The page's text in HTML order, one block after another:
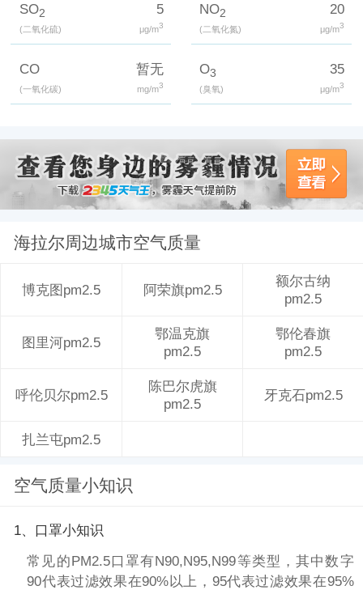
SO2
(二氧化硫)
5
μg/m3
NO2
(二氧化氮)
20
μg/m3
CO
(一氧化碳)
暂无
mg/m3
O3
(臭氧)
35
μg/m3
海拉尔周边城市空气质量
博克图pm2.5 阿荣旗pm2.5
额尔古纳
pm2.5
图里河pm2.5
鄂温克旗
pm2.5
鄂伦春旗
pm2.5
呼伦贝尔pm2.5
陈巴尔虎旗
pm2.5
牙克石pm2.5
扎兰屯pm2.5
空气质量小知识
1、口罩小知识
常见的PM2.5口罩有N90,N95,N99等类型，其中数字
90代表过滤效果在90%以上，95代表过滤效果在95%